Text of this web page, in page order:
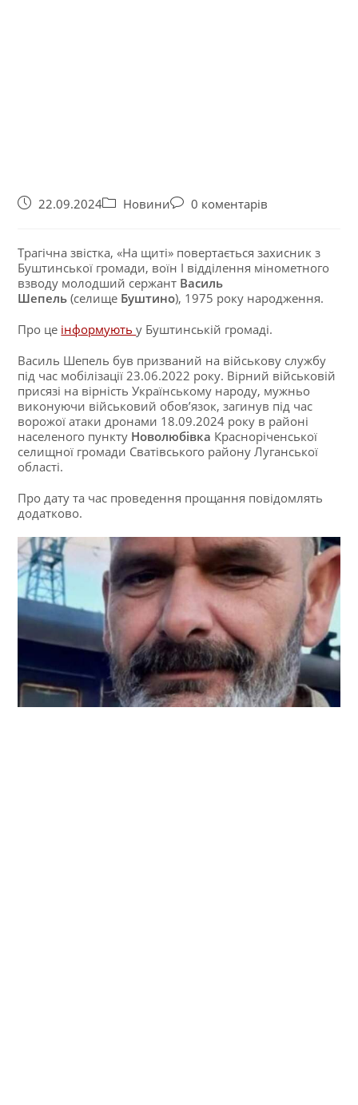
22.09.2024 Новини 0 коментарів
Трагічна звістка, «На щиті» повертається захисник з
Буштинської громади, воїн І відділення мінометного
взводу молодший сержант Василь
Шепель (селище Буштино), 1975 року народження.
Про це інформуютьу Буштинській громаді.
Василь Шепель був призваний на військову службу
під час мобілізації 23.06.2022 року. Вірний військовій
присязі на вірність Українському народу, мужньо
виконуючи військовий обов’язок, загинув під час
ворожої атаки дронами 18.09.2024 року в районі
населеного пункту Новолюбівка Красноріченської
селищної громади Сватівського району Луганської
області.
Про дату та час проведення прощання повідомлять
додатково.